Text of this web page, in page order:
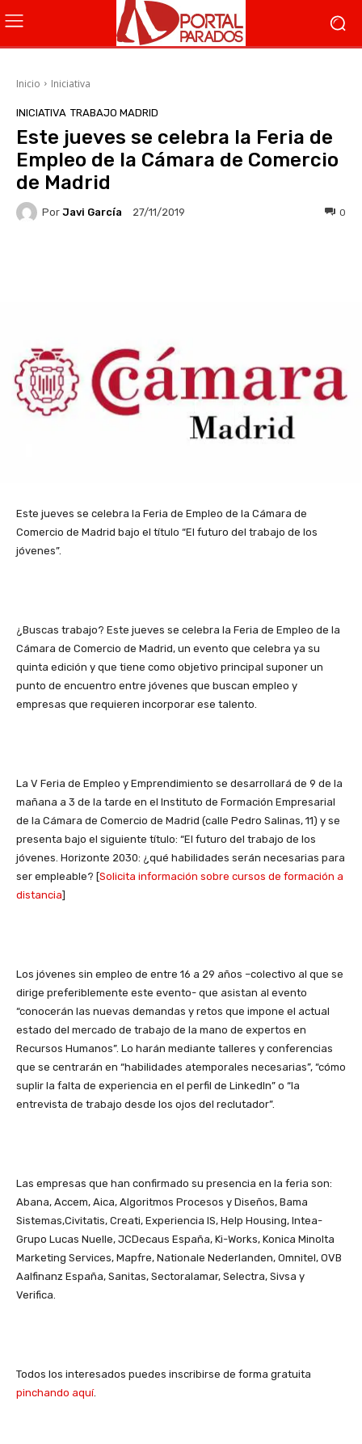
Inicio Iniciativa
INICIATIVA TRABAJO MADRID
Este jueves se celebra la Feria de
Empleo de la Cámara de Comercio
de Madrid
Por Javi García 27/11/2019 0
Este jueves se celebra la Feria de Empleo de la Cámara de
Comercio de Madrid bajo el título “El futuro del trabajo de los
jóvenes”.
¿Buscas trabajo? Este jueves se celebra la Feria de Empleo de la
Cámara de Comercio de Madrid, un evento que celebra ya su
quinta edición y que tiene como objetivo principal suponer un
punto de encuentro entre jóvenes que buscan empleo y
empresas que requieren incorporar ese talento.
La V Feria de Empleo y Emprendimiento se desarrollará de 9 de la
mañana a 3 de la tarde en el Instituto de Formación Empresarial
de la Cámara de Comercio de Madrid (calle Pedro Salinas, 11) y se
presenta bajo el siguiente título: “El futuro del trabajo de los
jóvenes. Horizonte 2030: ¿qué habilidades serán necesarias para
ser empleable? [Solicita información sobre cursos de formación a
distancia]
Los jóvenes sin empleo de entre 16 a 29 años –colectivo al que se
dirige preferiblemente este evento- que asistan al evento
“conocerán las nuevas demandas y retos que impone el actual
estado del mercado de trabajo de la mano de expertos en
Recursos Humanos”. Lo harán mediante talleres y conferencias
que se centrarán en “habilidades atemporales necesarias”, “cómo
suplir la falta de experiencia en el perfil de LinkedIn” o “la
entrevista de trabajo desde los ojos del reclutador”.
Las empresas que han confirmado su presencia en la feria son:
Abana, Accem, Aica, Algoritmos Procesos y Diseños, Bama
Sistemas,Civitatis, Creati, Experiencia IS, Help Housing, Intea-
Grupo Lucas Nuelle, JCDecaus España, Ki-Works, Konica Minolta
Marketing Services, Mapfre, Nationale Nederlanden, Omnitel, OVB
Aalfinanz España, Sanitas, Sectoralamar, Selectra, Sivsa y
Verifica.
Todos los interesados puedes inscribirse de forma gratuita
pinchando aquí.